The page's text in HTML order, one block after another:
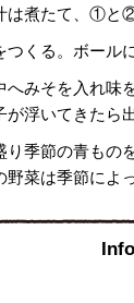
は煮たて、①と
つくる。ボール
へみそを入れ味
が浮いてきたら
り季節の青もの
菜は季節によ